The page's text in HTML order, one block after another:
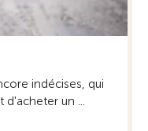
indécises, qui
d'acheter un ...